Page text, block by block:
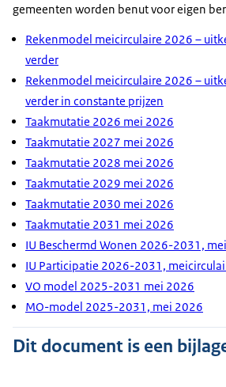
gemeenten worden benut voor eigen
Rekenmodel meicirculaire 2026 –
verder
Rekenmodel meicirculaire 2026 –
verder in constante prijzen
Taakmutatie 2026 mei 2026
Taakmutatie 2027 mei 2026
Taakmutatie 2028 mei 2026
Taakmutatie 2029 mei 2026
Taakmutatie 2030 mei 2026
Taakmutatie 2031 mei 2026
IU Beschermd Wonen 2026-2031,
IU Participatie 2026-2031,
VO model 2025-2031 mei 2026
MO-model 2025-2031, mei 2026
Dit document is een